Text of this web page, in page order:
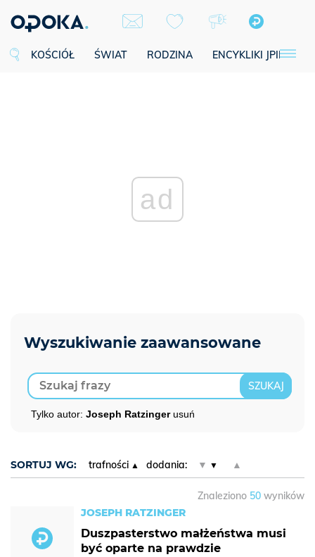
KOŚCIÓŁ ŚWIAT RODZINA ENCYKLIKI JPII
ad
Tylko autor: Joseph Ratzinger usuń
SORTUJ WG: trafności dodania: ▼ ▲
Znaleziono 50 wyników
JOSEPH RATZINGER
Duszpasterstwo małżeństwa musi
być oparte na prawdzie